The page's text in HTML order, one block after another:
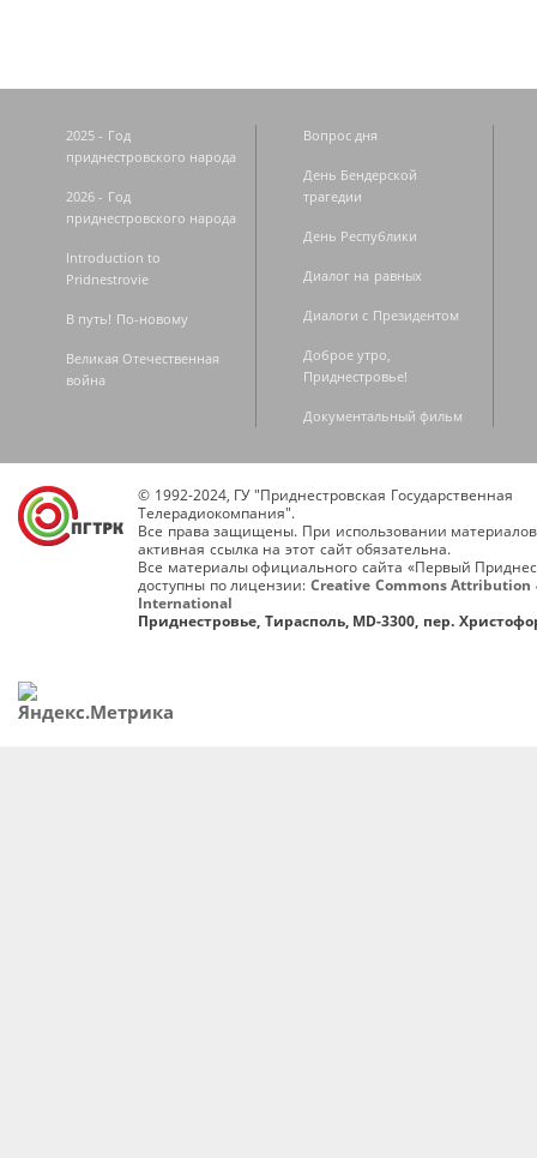
2025 - Год
приднестровского народа
2026 - Год
приднестровского народа
Introduction to
Pridnestrovie
В путь! По-новому
Великая Отечественная
война
Вопрос дня
День Бендерской
трагедии
День Республики
Диалог на равных
Диалоги с Президентом
Доброе утро,
Приднестровье!
Документальный фильм
© 1992-2024, ГУ "Приднестровская Государственная
Телерадиокомпания".
Все права защищены. При использовании
активная ссылка на этот сайт обязательна.
Все материалы официального сайта «Первый
доступны по лицензии: Creative Commons Attribution
International
Приднестровье, Тирасполь, MD-3300, пер.